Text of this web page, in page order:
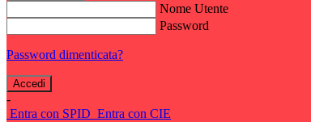
Nome Utente
Password
Password dimenticata?
-
Entra con SPID Entra con CIE